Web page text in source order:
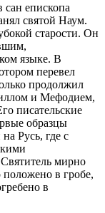
епископа
святой Наум.
старости. Он
языке. В
перевел
продолжил
и Мефодием,
писательские
образцы
Русь, где с
мирно
в гробе,
в